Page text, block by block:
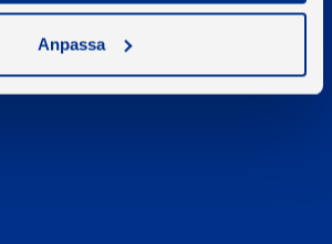
Anpassa